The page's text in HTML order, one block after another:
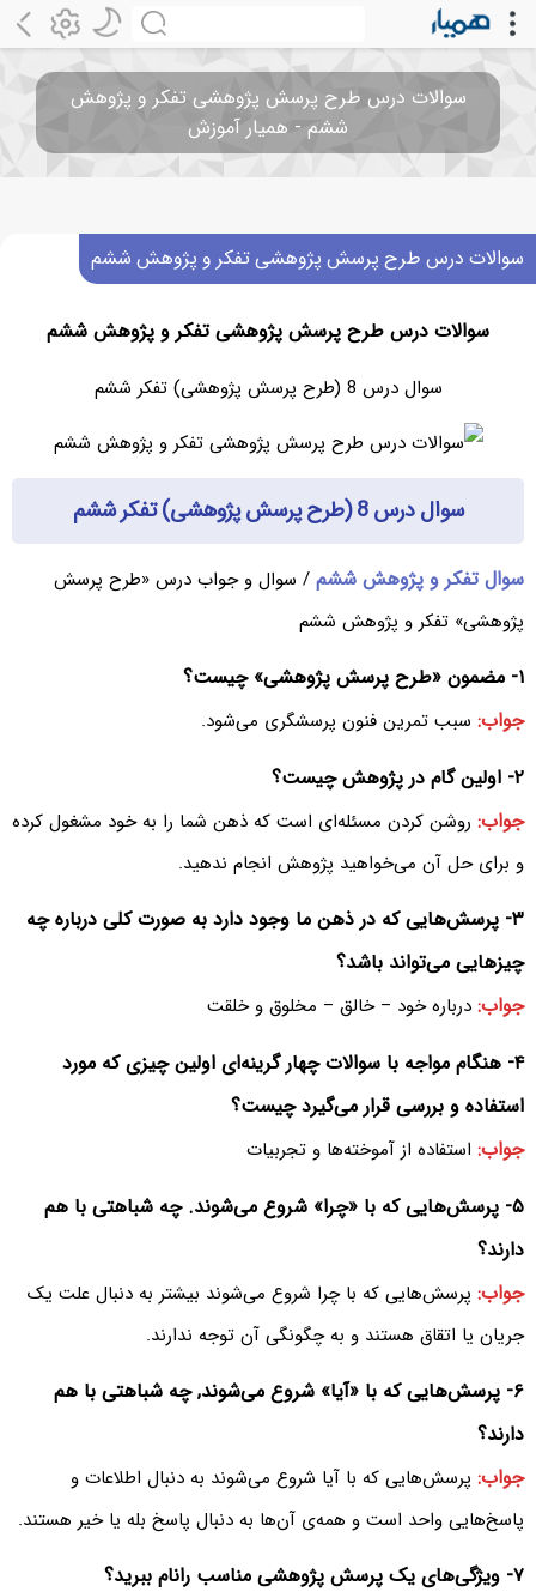
سوالات درس طرح پرسش پژوهشی تفکر و پژوهش
ششم‌ - همیار آموزش
سوالات درس طرح پرسش پژوهشی تفکر و پژوهش ششم‌
سوالات درس طرح پرسش پژوهشی تفکر و پژوهش ششم‌
سوال درس 8 (طرح پرسش پژوهشی) تفکر ششم‌
سوال درس 8 (طرح پرسش پژوهشی) تفکر ششم‌
سوال تفکر و پژوهش ششم‌ / سوال و جواب درس «طرح پرسش
پژوهشی» تفکر و پژوهش ششم‌
۱- مضمون «طرح پرسش پژوهشی» چیست؟
جواب: سبب تمرین فنون پرسشگری می‌شود.
۲- اولین گام در پژوهش چیست؟
جواب: روشن کردن مسئله‌‌ای است که ذهن شما را به خود مشغول کرده
و برای حل آن می‌خواهید پژوهش انجام ندهید.
۳- پرسش‌هایی که در ذهن ما وجود دارد به صورت کلی درباره چه
چیزهایی می‌‌تواند باشد؟
جواب: درباره خود – خالق – مخلوق و خلقت
۴- هنگام مواجه با سوالات چهار گرینه‌ای اولین چیزی که مورد
استفاده و بررسی قرار می‌‌گیرد چیست؟
جواب: استفاده از آموخته‌ها و تجربیات
۵- پرسش‌هایی که با «چرا» شروع می‌شوند. چه شباهتی با هم
دارند؟
جواب: پرسش‌هایی که با چرا شروع می‌شوند بیشتر به دنبال علت یک
جریان یا اتقاق هستند و به چگونگی آن توجه ندارند.
۶- پرسش‌هایی که با «آیا» شروع می‌شوند, چه شباهتی با هم
دارند؟
جواب: پرسش‌هایی که با آیا شروع می‌شوند به دنبال اطلاعات و
پاسخ‌ها‌یی واحد است و همه‌ی آن‌ها به دنبال پاسخ بله یا خیر هستند.
۷- ویژگی‌های یک پرسش پژوهشی مناسب رانام ببرید؟